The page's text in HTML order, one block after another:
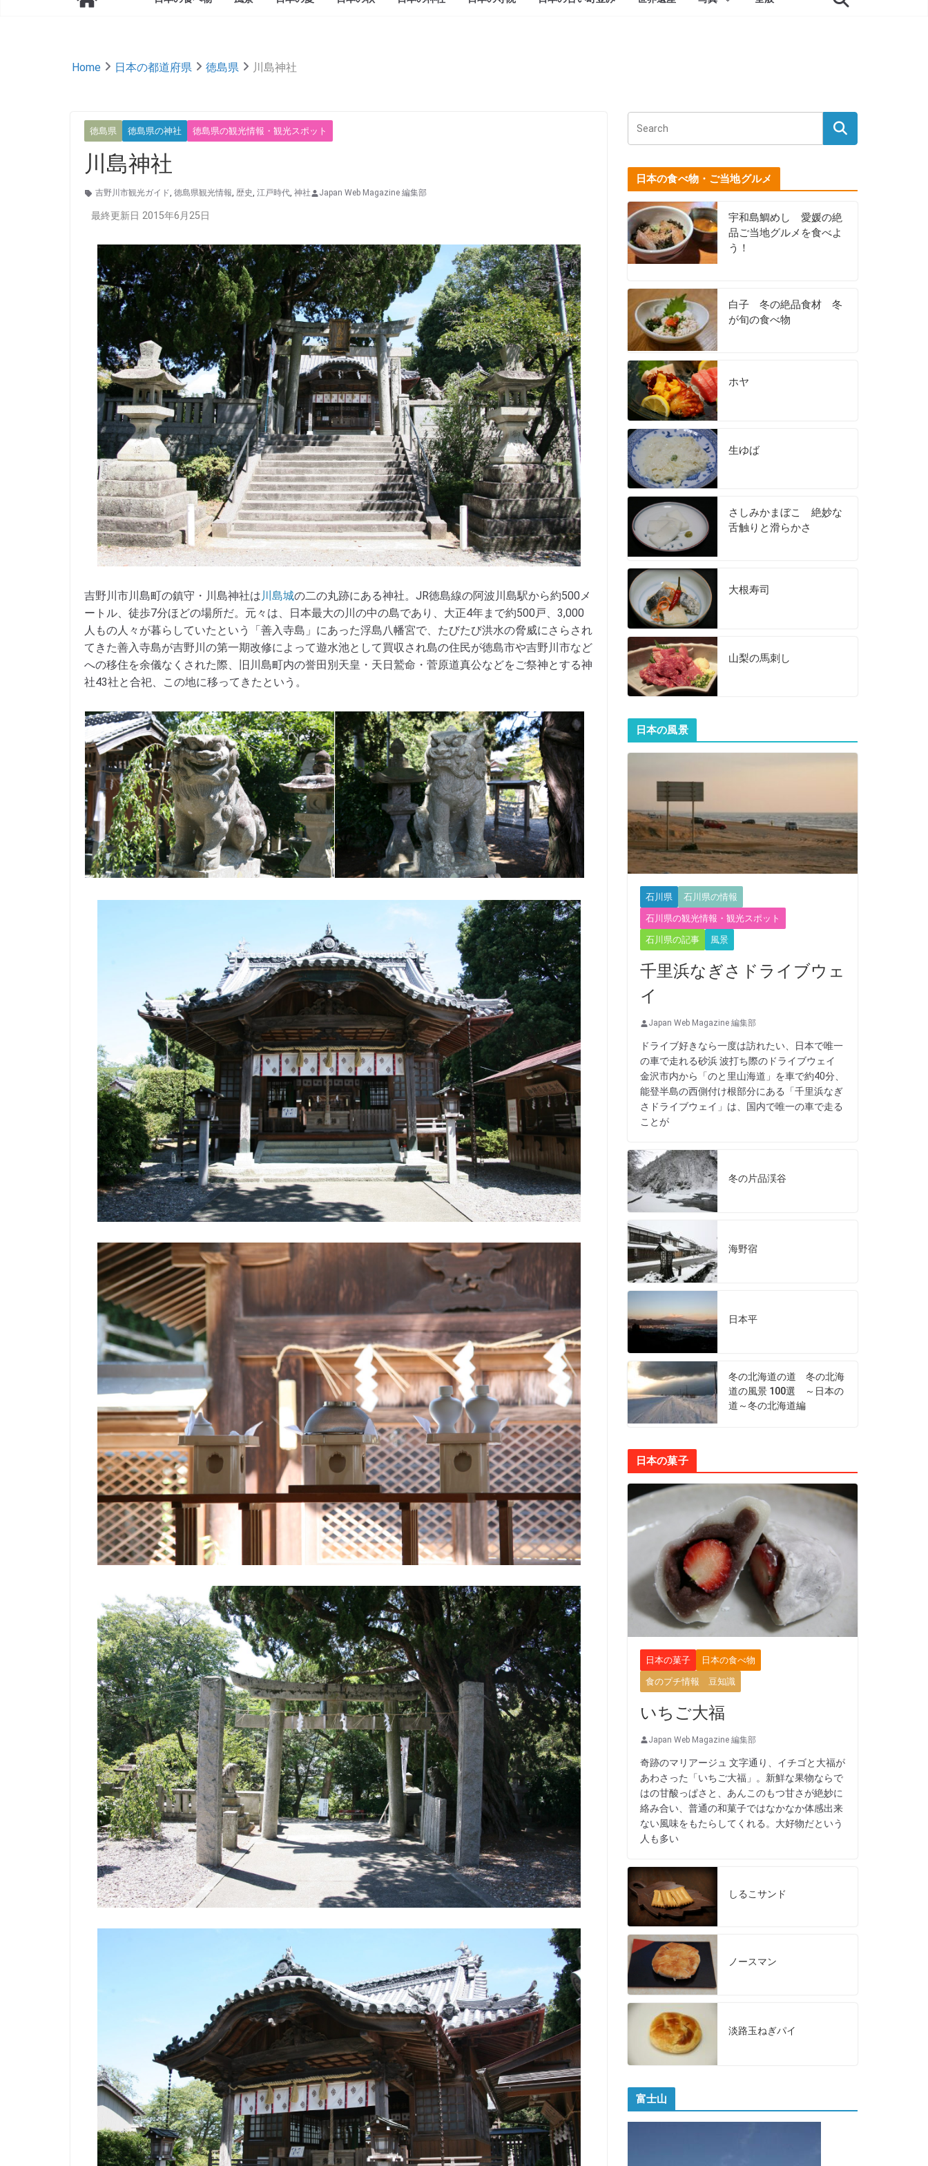
Home 日本の都道府県 徳島県 川島神社
徳島県 徳島県の神社 徳島県の観光情報・観光スポット
川島神社
吉野川市観光ガイド, 徳島県観光情報, 歴史, 江戸時代, 神社 Japan Web Magazine 編集部
最終更新日 2015年6月25日
吉野川市川島町の鎮守・川島神社は川島城の二の丸跡にある神社。JR徳島線の阿波川島駅から約500メ
ートル、徒歩7分ほどの場所だ。元々は、日本最大の川の中の島であり、大正4年まで約500戸、3,000
人もの人々が暮らしていたという「善入寺島」にあった浮島八幡宮で、たびたび洪水の脅威にさらされ
てきた善入寺島が吉野川の第一期改修によって遊水池として買収され島の住民が徳島市や吉野川市など
への移住を余儀なくされた際、旧川島町内の誉田別天皇・天日鷲命・菅原道真公などをご祭神とする神
社43社と合祀、この地に移ってきたという。
日本の食べ物・ご当地グルメ
宇和島鯛めし 愛媛の絶
品ご当地グルメを食べよ
う！
白子 冬の絶品食材 冬
が旬の食べ物
ホヤ
生ゆば
さしみかまぼこ 絶妙な
舌触りと滑らかさ
大根寿司
山梨の馬刺し
日本の風景
石川県 石川県の情報
石川県の観光情報・観光スポット
石川県の記事 風景
千里浜なぎさドライブウェ
イ
Japan Web Magazine 編集部
ドライブ好きなら一度は訪れたい、日本で唯一
の車で走れる砂浜 波打ち際のドライブウェイ
金沢市内から「のと里山海道」を車で約40分、
能登半島の西側付け根部分にある「千里浜なぎ
さドライブウェイ」は、国内で唯一の車で走る
ことが
冬の片品渓谷
海野宿
日本平
冬の北海道の道 冬の北海
道の風景 100選 ～日本の
道～冬の北海道編
日本の菓子
日本の菓子 日本の食べ物
食のプチ情報 豆知識
いちご大福
Japan Web Magazine 編集部
奇跡のマリアージュ 文字通り、イチゴと大福が
あわさった「いちご大福」。新鮮な果物ならで
はの甘酸っぱさと、あんこのもつ甘さが絶妙に
絡み合い、普通の和菓子ではなかなか体感出来
ない風味をもたらしてくれる。大好物だという
人も多い
しるこサンド
ノースマン
淡路玉ねぎパイ
富士山